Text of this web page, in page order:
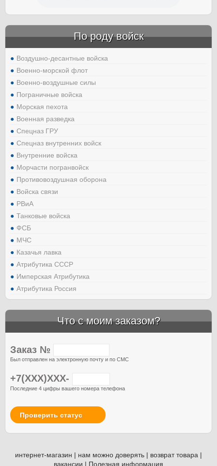
По роду войск
Воздушно-десантные войска
Военно-морской флот
Военно-воздушные силы
Пограничные войска
Морская пехота
Военная разведка
Спецназ ГРУ
Спецназ внутренних войск
Внутренние войска
Морчасти погранвойск
Противовоздушная оборона
Войска связи
РВиА
Танковые войска
ФСБ
МЧС
Казачья лавка
Атрибутика СССР
Имперская Атрибутика
Атрибутика Россия
Что с моим заказом?
Заказ №
Был отправлен на электронную почту и по СМС
+7(XXX)XXX-
Последние 4 цифры вашего номера телефона
Проверить статус
интернет-магазин | нам можно доверять | возврат товара |
вакансии | Полезная информация